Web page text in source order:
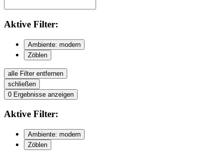
Aktive Filter:
Ambiente: modern
Zöblen
alle Filter entfernen
schließen
0 Ergebnisse anzeigen
Aktive Filter:
Ambiente: modern
Zöblen